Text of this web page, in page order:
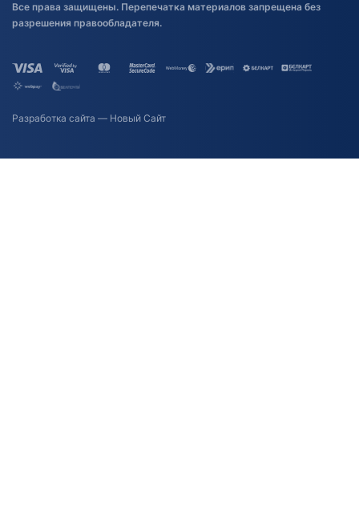
Все права защищены. Перепечатка материалов запрещена без
разрешения правообладателя.
Разработка сайта — Новый Сайт